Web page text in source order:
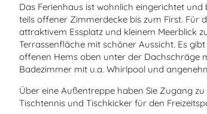
Das Ferienhaus ist wohnlich eingerichtet
teils offener Zimmerdecke bis zum First.
attraktivem Essplatz und kleinem Meerblick
Terrassenfläche mit schöner Aussicht. Es
offenen Hems oben unter der Dachschräge
Badezimmer mit u.a. Whirlpool und
Über eine Außentreppe haben Sie Zugang
Tischtennis und Tischkicker für den